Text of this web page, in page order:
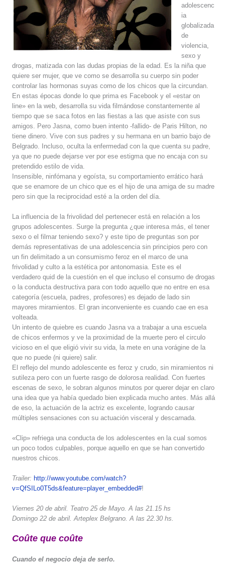
adolescenc
ia
globalizada
de
violencia,
sexo y
drogas, matizada con las dudas propias de la edad. Es la niña que
quiere ser mujer, que ve como se desarrolla su cuerpo sin poder
controlar las hormonas suyas como de los chicos que la circundan.
En estas épocas donde lo que prima es Facebook y el «estar on
line» en la web, desarrolla su vida filmándose constantemente al
tiempo que se saca fotos en las fiestas a las que asiste con sus
amigos. Pero Jasna, como buen intento -fallido- de Paris Hilton, no
tiene dinero. Vive con sus padres y su hermana en un barrio bajo de
Belgrado. Incluso, oculta la enfermedad con la que cuenta su padre,
ya que no puede dejarse ver por ese estigma que no encaja con su
pretendido estilo de vida.
Insensible, ninfómana y egoísta, su comportamiento errático hará
que se enamore de un chico que es el hijo de una amiga de su madre
pero sin que la reciprocidad esté a la orden del día.
La influencia de la frivolidad del pertenecer está en relación a los
grupos adolescentes. Surge la pregunta ¿que interesa más, el tener
sexo o el filmar teniendo sexo? y este tipo de preguntas son por
demás representativas de una adolescencia sin principios pero con
un fin delimitado a un consumismo feroz en el marco de una
frivolidad y culto a la estética por antonomasia. Este es el
verdadero quid de la cuestión en el que incluso el consumo de drogas
o la conducta destructiva para con todo aquello que no entre en esa
categoría (escuela, padres, profesores) es dejado de lado sin
mayores miramientos. El gran inconveniente es cuando cae en esa
volteada.
Un intento de quiebre es cuando Jasna va a trabajar a una escuela
de chicos enfermos y ve la proximidad de la muerte pero el circulo
vicioso en el que eligió vivir su vida, la mete en una vorágine de la
que no puede (ni quiere) salir.
El reflejo del mundo adolescente es feroz y crudo, sin miramientos ni
sutileza pero con un fuerte rasgo de dolorosa realidad. Con fuertes
escenas de sexo, le sobran algunos minutos por querer dejar en claro
una idea que ya había quedado bien explicada mucho antes. Más allá
de eso, la actuación de la actriz es excelente, logrando causar
múltiples sensaciones con su actuación visceral y descarnada.
«Clip» refriega una conducta de los adolescentes en la cual somos
un poco todos culpables, porque aquello en que se han convertido
nuestros chicos.
Trailer: http://www.youtube.com/watch?
v=QfSILo0T5ds&feature=player_embedded#!
Viernes 20 de abril. Teatro 25 de Mayo. A las 21.15 hs
Domingo 22 de abril. Arteplex Belgrano. A las 22.30 hs.
Coûte que coûte
Cuando el negocio deja de serlo.